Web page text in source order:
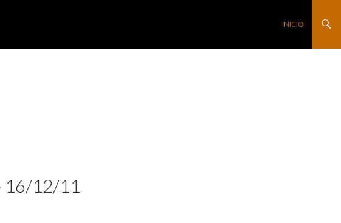
SALTAR AL
INICIO
16/12/11